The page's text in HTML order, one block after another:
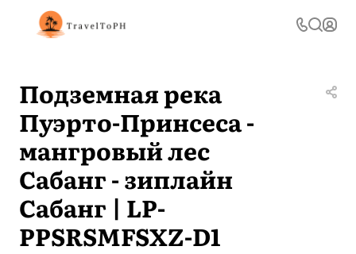
Подземная река
Пуэрто-Принсеса -
мангровый лес
Сабанг - зиплайн
Сабанг | LP-
PPSRSMFSXZ-D1